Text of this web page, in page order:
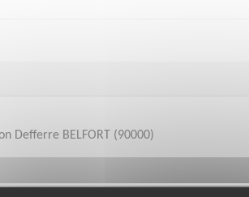
Defferre BELFORT (90000)